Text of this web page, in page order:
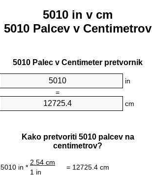
5010 in v cm
5010 Palcev v Centimetrov
5010 Palec v Centimeter pretvornik
in
=
cm
Kako pretvoriti 5010 palcev na
centimetrov?
5010 in *
2.54 cm
= 12725.4 cm
1 in